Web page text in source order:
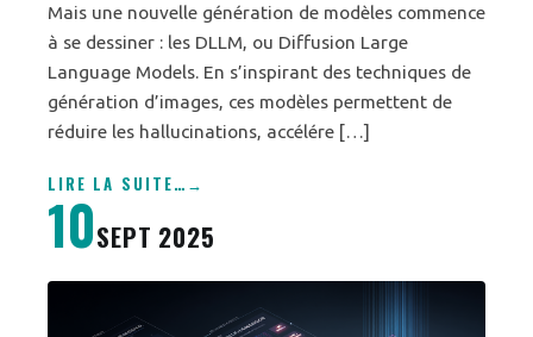
Mais une nouvelle génération de modèles commence
à se dessiner : les DLLM, ou Diffusion Large
Language Models. En s’inspirant des techniques de
génération d’images, ces modèles permettent de
réduire les hallucinations, accélére […]
LIRE LA SUITE…
10SEPT 2025